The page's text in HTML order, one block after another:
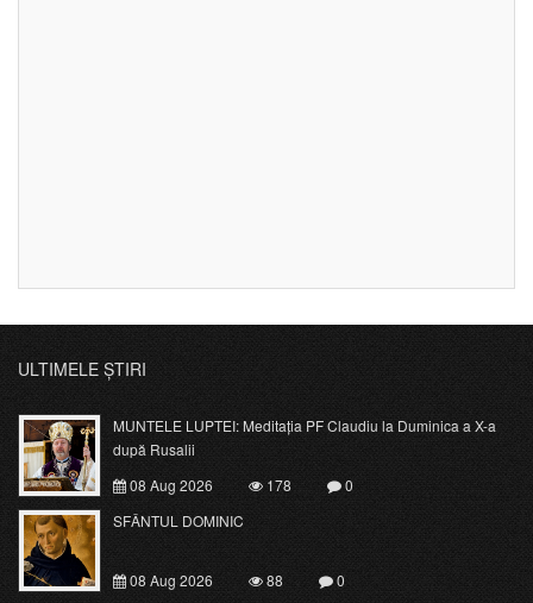
ULTIMELE ȘTIRI
MUNTELE LUPTEI: Meditația PF Claudiu la Duminica a X-a
după Rusalii
08 Aug 2026
178
0
SFÂNTUL DOMINIC
08 Aug 2026 88
0